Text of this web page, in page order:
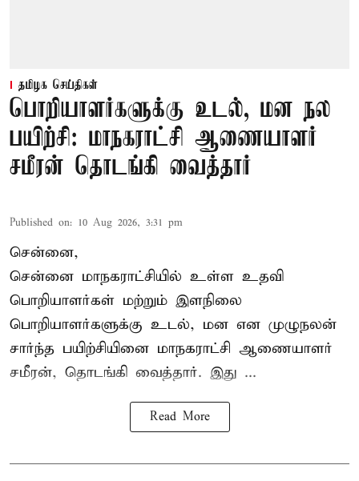
தமிழக செய்திகள்
பொறியாளர்களுக்கு உடல், மன நல
பயிற்சி: மாநகராட்சி ஆணையாளர்
சமீரன் தொடங்கி வைத்தார்
Published on: 10 Aug 2026, 3:31 pm
சென்னை,
சென்னை மாநகராட்சியில் உள்ள உதவி
பொறியாளர்கள் மற்றும் இளநிலை
பொறியாளர்களுக்கு உடல், மன என முழுநலன்
சார்ந்த பயிற்சியினை மாநகராட்சி ஆணையாளர்
சமீரன், தொடங்கி வைத்தார். இது ...
Read More